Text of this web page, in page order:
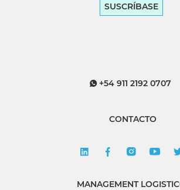
SUSCRÍBASE
+54 911 2192 0707
CONTACTO
MANAGEMENT